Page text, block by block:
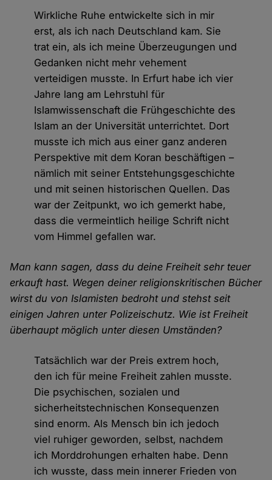
Wirkliche Ruhe entwickelte sich in mir
erst, als ich nach Deutschland kam. Sie
trat ein, als ich meine Überzeugungen und
Gedanken nicht mehr vehement
verteidigen musste. In Erfurt habe ich vier
Jahre lang am Lehrstuhl für
Islamwissenschaft die Frühgeschichte des
Islam an der Universität unterrichtet. Dort
musste ich mich aus einer ganz anderen
Perspektive mit dem Koran beschäftigen –
nämlich mit seiner Entstehungsgeschichte
und mit seinen historischen Quellen. Das
war der Zeitpunkt, wo ich gemerkt habe,
dass die vermeintlich heilige Schrift nicht
vom Himmel gefallen war.
Man kann sagen, dass du deine Freiheit sehr teuer
erkauft hast. Wegen deiner religionskritischen Bücher
wirst du von Islamisten bedroht und stehst seit
einigen Jahren unter Polizeischutz. Wie ist Freiheit
überhaupt möglich unter diesen Umständen?
Tatsächlich war der Preis extrem hoch,
den ich für meine Freiheit zahlen musste.
Die psychischen, sozialen und
sicherheitstechnischen Konsequenzen
sind enorm. Als Mensch bin ich jedoch
viel ruhiger geworden, selbst, nachdem
ich Morddrohungen erhalten habe. Denn
ich wusste, dass mein innerer Frieden von